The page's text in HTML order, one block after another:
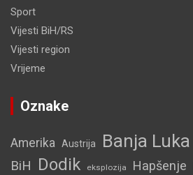
Sport
Vijesti BiH/RS
Vijesti region
Vrijeme
Oznake
Amerika Austrija Banja Luka
BiH Dodik eksplozija Hapšenje